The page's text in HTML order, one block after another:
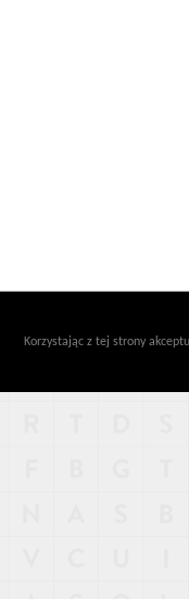
Korzystając z tej strony